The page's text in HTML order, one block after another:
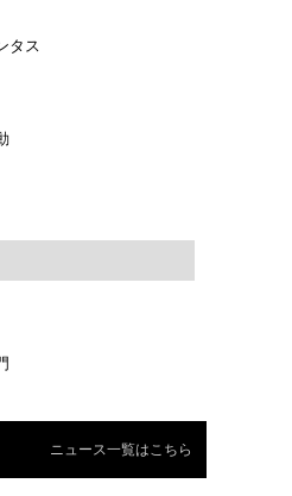
タス
ニュース一覧はこちら